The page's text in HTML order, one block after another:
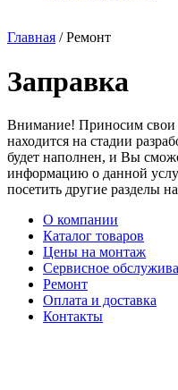
Главная /Ремонт
Заправка
Внимание! Приносим свои
находится на стадии
будет наполнен, и Вы
информацию о данной
посетить другие разделы
О компании
Каталог товаров
Цены на монтаж
Сервисное
Ремонт
Оплата и доставка
Контакты